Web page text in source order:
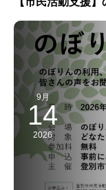
9月
14
2026